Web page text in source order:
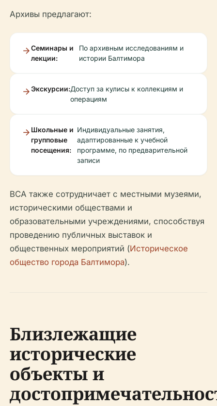
Архивы предлагают:
Семинары и
лекции:
По архивным исследованиям и
истории Балтимора
Экскурсии:Доступ за кулисы к коллекциям и
операциям
Школьные и
групповые
посещения:
Индивидуальные занятия,
адаптированные к учебной
программе, по предварительной
записи
BCA также сотрудничает с местными музеями,
историческими обществами и
образовательными учреждениями, способствуя
проведению публичных выставок и
общественных мероприятий (Историческое
общество города Балтимора).
Близлежащие
исторические
объекты и